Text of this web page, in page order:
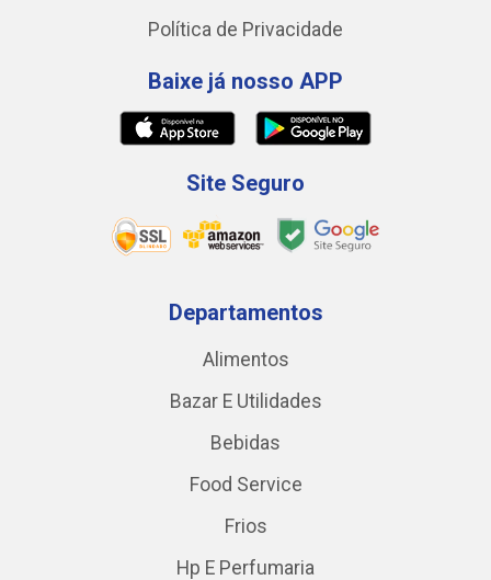
Política de Privacidade
Baixe já nosso APP
Site Seguro
Departamentos
Alimentos
Bazar E Utilidades
Bebidas
Food Service
Frios
Hp E Perfumaria